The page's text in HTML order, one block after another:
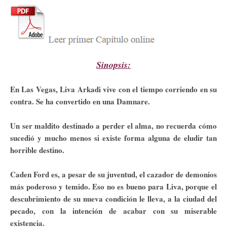
Sinopsis:
En Las Vegas, Liva Arkadi vive con el tiempo corriendo en su
contra. Se ha convertido en una Damnare.
Un ser maldito destinado a perder el alma, no recuerda cómo
sucedió y mucho menos si existe forma alguna de eludir tan
horrible destino.
Caden Ford es, a pesar de su juventud, el cazador de demonios
más poderoso y temido. Eso no es bueno para Liva, porque el
descubrimiento de su nueva condición le lleva, a la ciudad del
pecado, con la intención de acabar con su miserable
existencia.